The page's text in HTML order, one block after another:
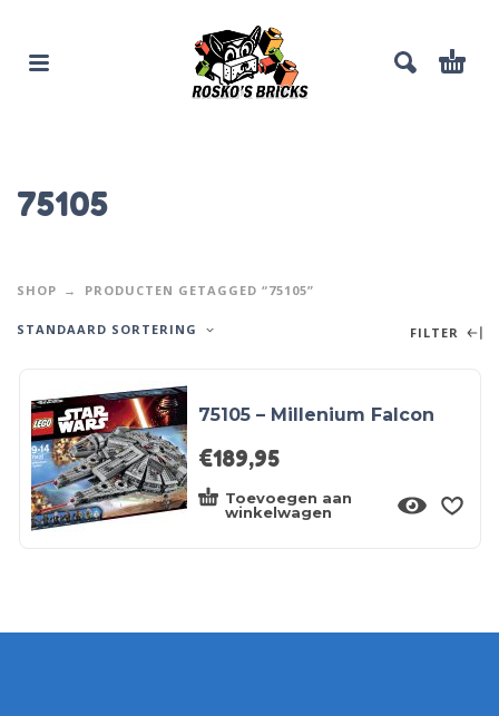
75105
SHOP PRODUCTEN GETAGGED “75105”
STANDAARD SORTERING FILTER
75105 – Millenium Falcon
€189,95
Toevoegen aan
winkelwagen